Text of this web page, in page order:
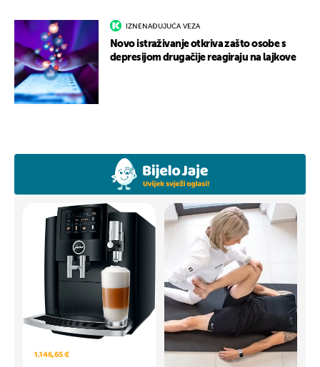
IZNENAĐUJUĆA VEZA
Novo istraživanje otkriva zašto osobe s
depresijom drugačije reagiraju na lajkove
1.146,65 €